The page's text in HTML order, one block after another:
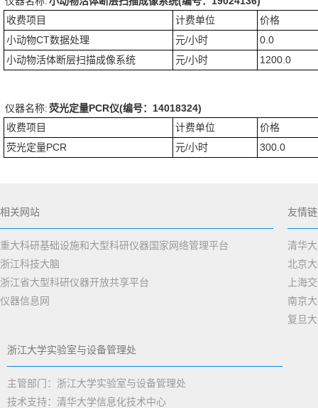
收费项目
计费单位
价格
小动物CT数据处理
元/小时
0.0
小动物活体断层扫描成像系统
元/小时 1200.0
仪器名称:荧光定量PCR仪(编号：14018324)
收费项目
计费单位
价格
荧光定量PCR
元/小时 300.0
相关网站
重大科研基础设施和大型科研仪器国家网络管理平台
浙江科技大脑
浙江省大型科研仪器开放共享平台
仪器信息网
友情
清华
北京
上海
南京
复旦
浙江大学实验室与设备管理处
主管部门：浙江大学实验室与设备管理处
技术支持：清华大学信息化技术中心